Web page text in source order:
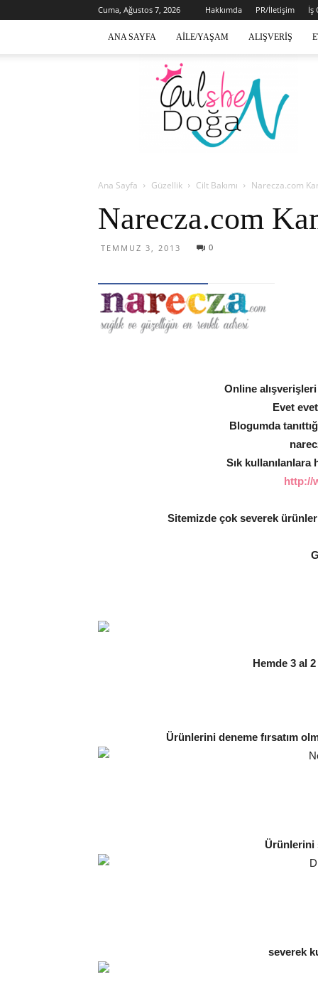
Cuma, Ağustos 7, 2026 Hakkımda PR/İletişim İş
ANA SAYFA AILE/YAŞAM ALIŞVERIŞ
Gülsen
Doğan
Ana Sayfa Güzellik Cilt Bakımı Narecza.com
Narecza.com
TEMMUZ 3, 2013 0
Online
Evet
Blogumda
Sık
http://
Sitemizde çok severek
Hemde 3 al
Ürünlerini deneme fırsatım
Ürünlerini
severek